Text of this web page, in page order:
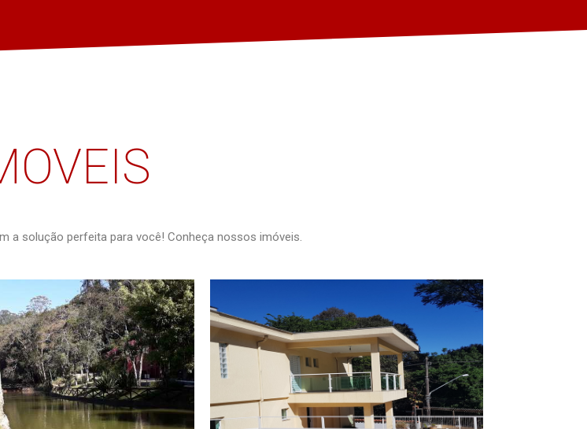
a solução perfeita para você! Conheça nossos imóveis.